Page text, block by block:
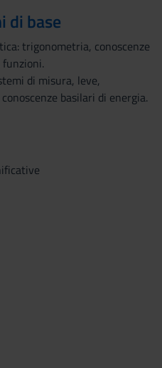
di base
trigonometria, conoscenze
di misura, leve,
basilari di energia.